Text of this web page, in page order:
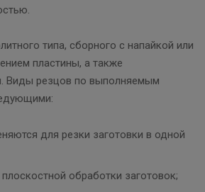
типа, сборного с напайкой или
пластины, а также
Виды резцов по выполняемым
для резки заготовки в одной
обработки заготовок;